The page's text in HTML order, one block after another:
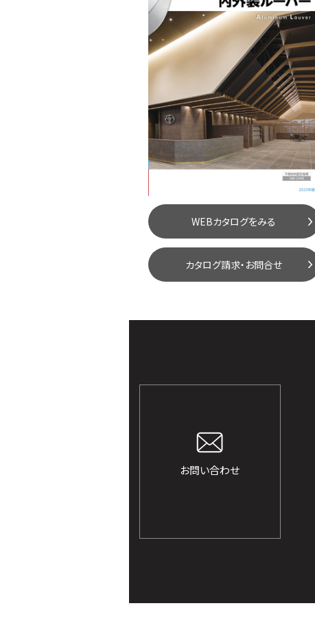
WEBカタログをみる
カタログ請求・お問合せ
お問い合わせ